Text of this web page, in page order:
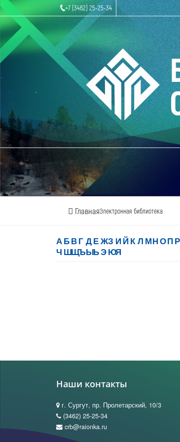
+7 (3462) 25-25-34
ГлавнаяЭлектронная библиотека
АБВГ ДЕЖЗ И Й К Л МНОП Р
Ч ШЩЪЫЬЭЮЯ
Наши контакты
г. Сургут, пр. Пролетарский, 10/3
(3462) 25-25-34
crb@raionka.ru